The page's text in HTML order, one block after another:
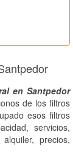
en Santpedor
de los filtros
esos filtros
servicios,
precios,